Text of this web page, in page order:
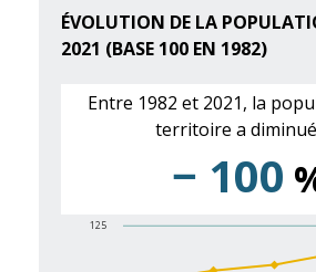
ÉVOLUTION DE LA
2021 (BASE 100 EN 1982)
Entre 1982 et 2021, la
territoire a
− 100
125